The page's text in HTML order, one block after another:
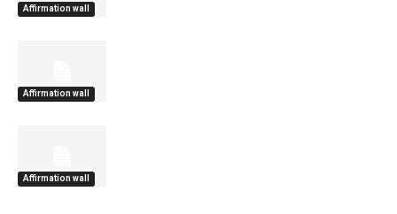
Affirmation wall
Affirmation wall
Affirmation wall